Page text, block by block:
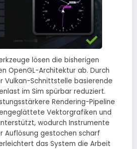
lösen die bisherigen
OpenGL-Architektur ab. Durch
Vulkan-Schnittstelle basierende
im Sim spürbar reduziert.
Rendering-Pipeline
Vektorgrafiken und
wodurch Instrumente
Auflösung gestochen scharf
das System die Arbeit